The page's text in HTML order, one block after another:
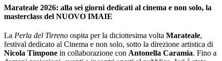
Marateale 2026: alla sei giorni dedicati al cinema e non solo, la
masterclass del NUOVO IMAIE
La Perla del Tirreno ospita per la diciottesima volta Marateale,
festival dedicato al Cinema e non solo, sotto la direzione artistica di
Nicola Timpone in collaborazione con Antonella Caramia. Fino a